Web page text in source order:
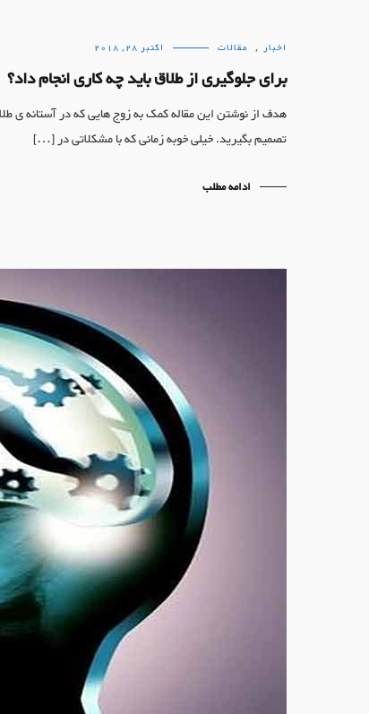
اخبار , مقالات اکتبر 28, 2018
برای جلوگیری از طلاق باید چه کاری انجام داد؟
هدف از نوشتن این مقاله کمک به زوج هایی که در آستانه ی
تصمیم بگیرید. خیلی خوبه زمانی که با مشکلاتی در […]
ادامه مطلب